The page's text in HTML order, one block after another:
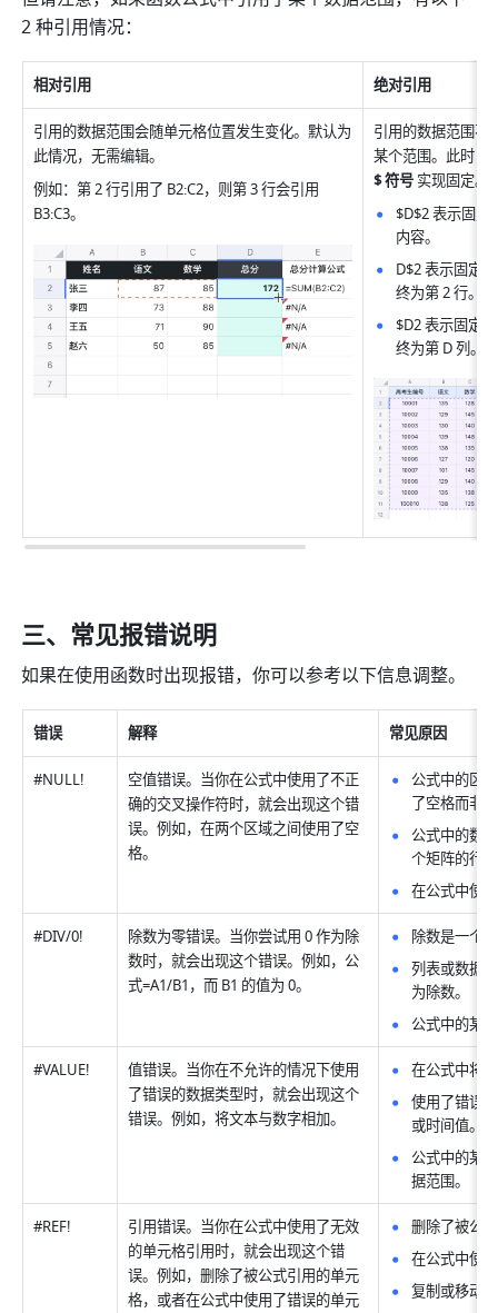
2 种引用情况：
相对引用 绝对引用
引用的数据范围会随单元格位置发生变化。默认为
此情况，无需编辑。
例如：第 2 行引用了 B2:C2，则第 3 行会引用
B3:C3。
引用的数据范围不
某个范围。此时，
$ 符号 实现固定。
$D$2 表示固定
内容。
D$2 表示固定
终为第 2 行。
$D2 表示固定
终为第 D 列。
三、常见报错说明
如果在使用函数时出现报错，你可以参考以下信息调整。
错误 解释 常见原因
#NULL!
空值错误。当你在公式中使用了不正
确的交叉操作符时，就会出现这个错
误。例如，在两个区域之间使用了空
格。
公式中的区
了空格而非
公式中的数
个矩阵的行
在公式中使
#DIV/0!
除数为零错误。当你尝试用 0 作为除
数时，就会出现这个错误。例如，公
式=A1/B1，而 B1 的值为 0。
除数是一个
列表或数据
为除数。
公式中的某
#VALUE!
值错误。当你在不允许的情况下使用
了错误的数据类型时，就会出现这个
错误。例如，将文本与数字相加。
在公式中将
使用了错误
或时间值。
公式中的某
据范围。
#REF!
引用错误。当你在公式中使用了无效
的单元格引用时，就会出现这个错
误。例如，删除了被公式引用的单元
格，或者在公式中使用了错误的单元
删除了被公
在公式中使
复制或移动